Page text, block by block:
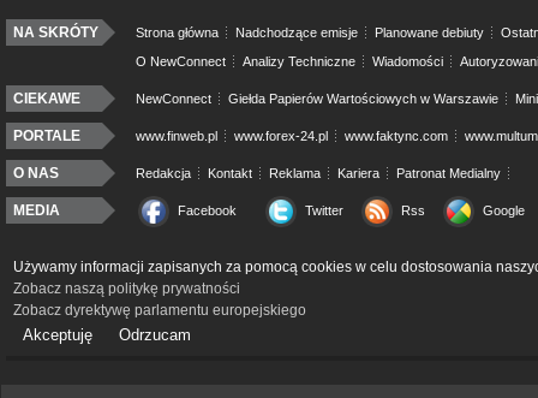
NA SKRÓTY Strona główna Nadchodzące emisje Planowane debiuty
O NewConnect
Analizy Techniczne Wiadomości
CIEKAWE NewConnect Giełda Papierów Wartościowych w Warszawie
PORTALE www.finweb.pl www.forex-24.pl www.faktync.com
O NAS Redakcja Kontakt Reklama Kariera Patronat Medialny
MEDIA Facebook Twitter Rss Google
Używamy informacji zapisanych za pomocą cookies w celu dostosowania
Zobacz naszą politykę prywatności
Zobacz dyrektywę parlamentu europejskiego
Akceptuję Odrzucam